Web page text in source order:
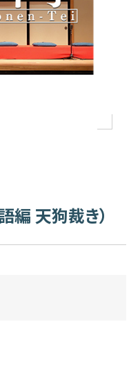
編 天狗裁き）